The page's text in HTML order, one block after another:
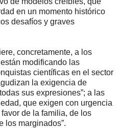
en un momento histórico
desafíos y graves
concretamente, a los
modificando las
científicas en el sector
la exigencia de
sus expresiones”; a las
que exigen con urgencia
de la familia, de los
los marginados”.